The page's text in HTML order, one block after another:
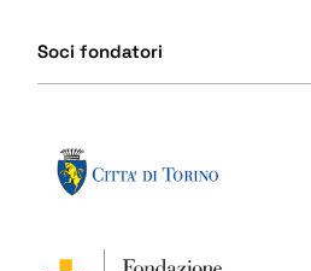
Soci fondatori